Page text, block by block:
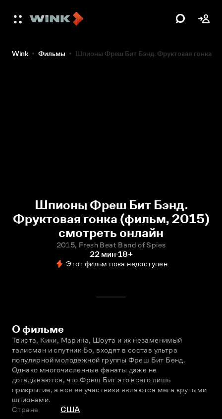
Wink Фильмы Шпионы Фреш Бит Бэнд. Фруктовая гонка
Шпионы Фреш Бит Бэнд.
Фруктовая гонка (фильм, 2015)
смотреть онлайн
2015, Fresh Beat Band of Spies
22 мин 18+
Этот фильм пока недоступен
О фильме
Твиста, Кики, Марина, Шоута и их незаменимый
талисман и спутник Бо, входят в состав ультра
популярной молодeжной группы Фреш Бит Бенд.
Однако многочисленные фанаты даже не
догадываются, что Фреш Бит это всего лишь
прикрытие, а все еe участники являются мега крутыми
шпионами.
Страна
США